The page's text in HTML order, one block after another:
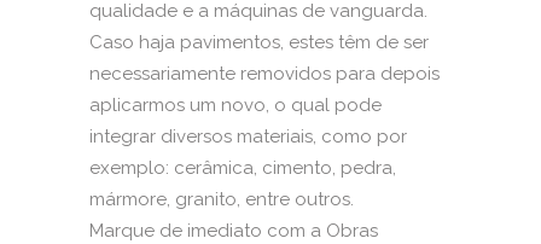
qualidade e a máquinas de vanguarda.
Caso haja pavimentos, estes têm de ser
necessariamente removidos para depois
aplicarmos um novo, o qual pode
integrar diversos materiais, como por
exemplo: cerâmica, cimento, pedra,
mármore, granito, entre outros.
Marque de imediato com a Obras